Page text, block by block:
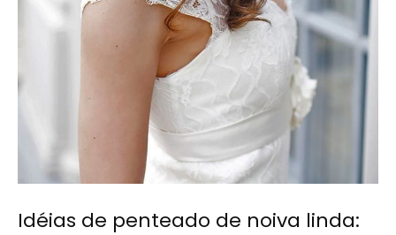
Idéias de penteado de noiva linda: